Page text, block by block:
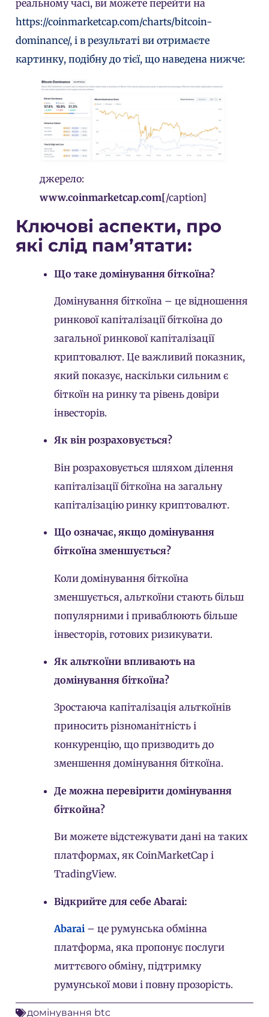
реальному часі, ви можете перейти на
https://coinmarketcap.com/charts/bitcoin-
dominance/, і в результаті ви отримаєте
картинку, подібну до тієї, що наведена нижче:
джерело:
www.coinmarketcap.com[/caption]
Ключові аспекти, про
які слід пам’ятати:
Що таке домінування біткоїна?
Домінування біткоїна – це відношення
ринкової капіталізації біткоїна до
загальної ринкової капіталізації
криптовалют. Це важливий показник,
який показує, наскільки сильним є
біткоїн на ринку та рівень довіри
інвесторів.
Як він розраховується?
Він розраховується шляхом ділення
капіталізації біткоїна на загальну
капіталізацію ринку криптовалют.
Що означає, якщо домінування
біткоїна зменшується?
Коли домінування біткоїна
зменшується, альткоїни стають більш
популярними і приваблюють більше
інвесторів, готових ризикувати.
Як альткоїни впливають на
домінування біткоїна?
Зростаюча капіталізація альткоїнів
приносить різноманітність і
конкуренцію, що призводить до
зменшення домінування біткоїна.
Де можна перевірити домінування
біткойна?
Ви можете відстежувати дані на таких
платформах, як CoinMarketCap і
TradingView.
Відкрийте для себе Abarai:
Abarai – це румунська обмінна
платформа, яка пропонує послуги
миттєвого обміну, підтримку
румунської мови і повну прозорість.
домінування btc